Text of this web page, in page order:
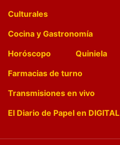
Culturales
Cocina y Gastronomía
Horóscopo
Quiniela
Farmacias de turno
Transmisiones en vivo
El Diario de Papel en DIGITAL